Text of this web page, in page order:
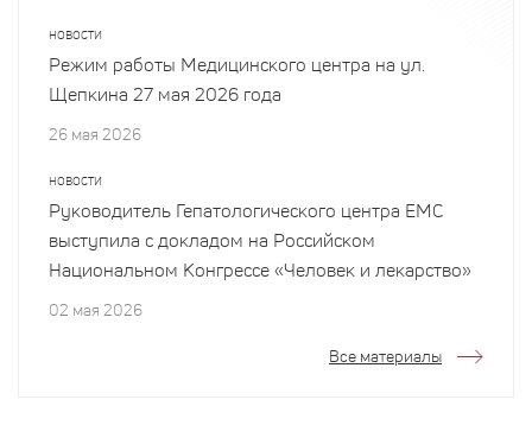
НОВОСТИ
Режим работы Медицинского центра на ул.
Щепкина 27 мая 2026 года
26 мая 2026
НОВОСТИ
Руководитель Гепатологического центра EMC
выступила с докладом на Российском
Национальном Конгрессе «Человек и лекарство»
02 мая 2026
Все материалы